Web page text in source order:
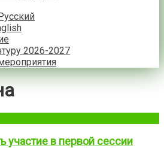
2026-2027
участие в первой сессии